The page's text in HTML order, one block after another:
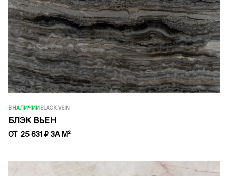
В НАЛИЧИИ BLACK VEIN
БЛЭК ВЬЕН
ОТ 25 631 ₽ ЗА М²